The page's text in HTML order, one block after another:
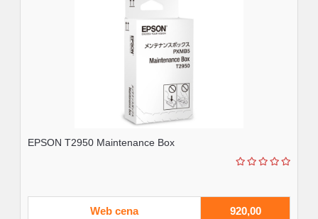
EPSON T2950 Maintenance Box
Web cena 920,00